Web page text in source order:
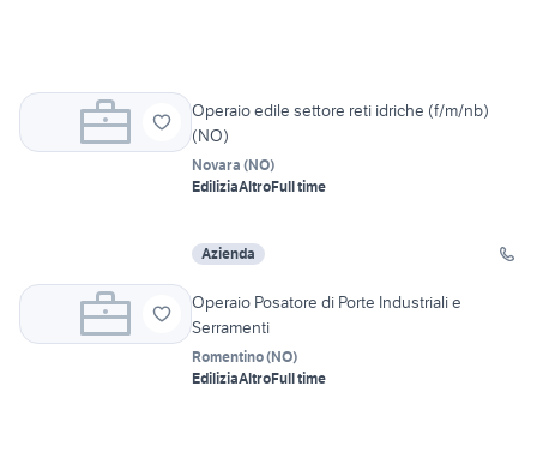
Operaio edile settore reti idriche (f/m/nb)
(NO)
Novara (NO)
EdiliziaAltroFull time
Azienda
Operaio Posatore di Porte Industriali e
Serramenti
Romentino(NO)
EdiliziaAltroFull time